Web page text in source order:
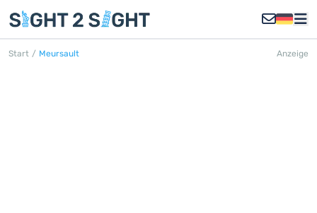
Start / Meursault Anzeige